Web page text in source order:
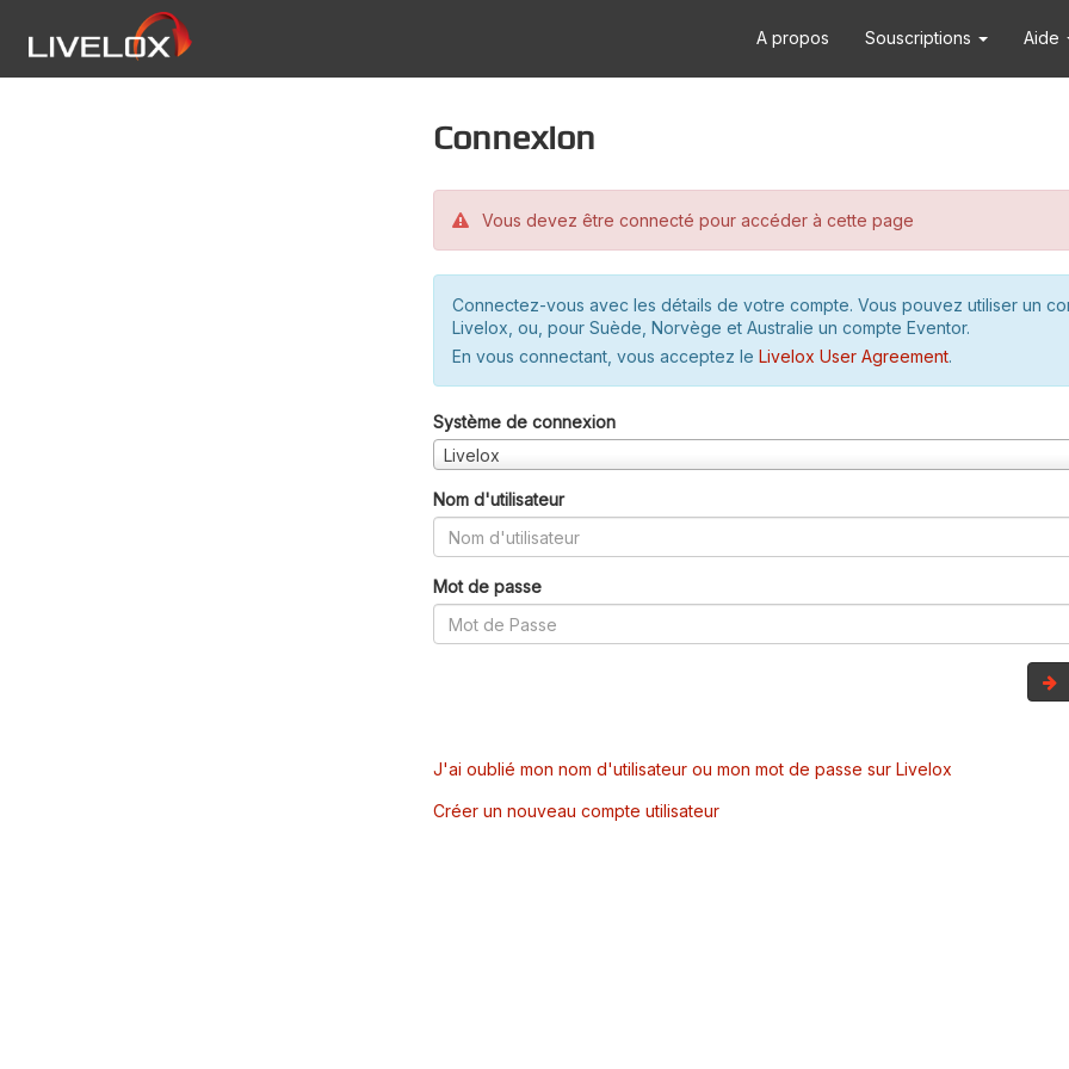
A propos Souscriptions Aide
Connexion
Vous devez être connecté pour accéder à cette page
Connectez-vous avec les détails de votre compte. Vous pouvez utiliser un
Livelox, ou, pour Suède, Norvège et Australie un compte Eventor.
En vous connectant, vous acceptez le Livelox User Agreement.
Système de connexion
Livelox
Nom d'utilisateur
Mot de passe
J'ai oublié mon nom d'utilisateur ou mon mot de passe sur Livelox
Créer un nouveau compte utilisateur